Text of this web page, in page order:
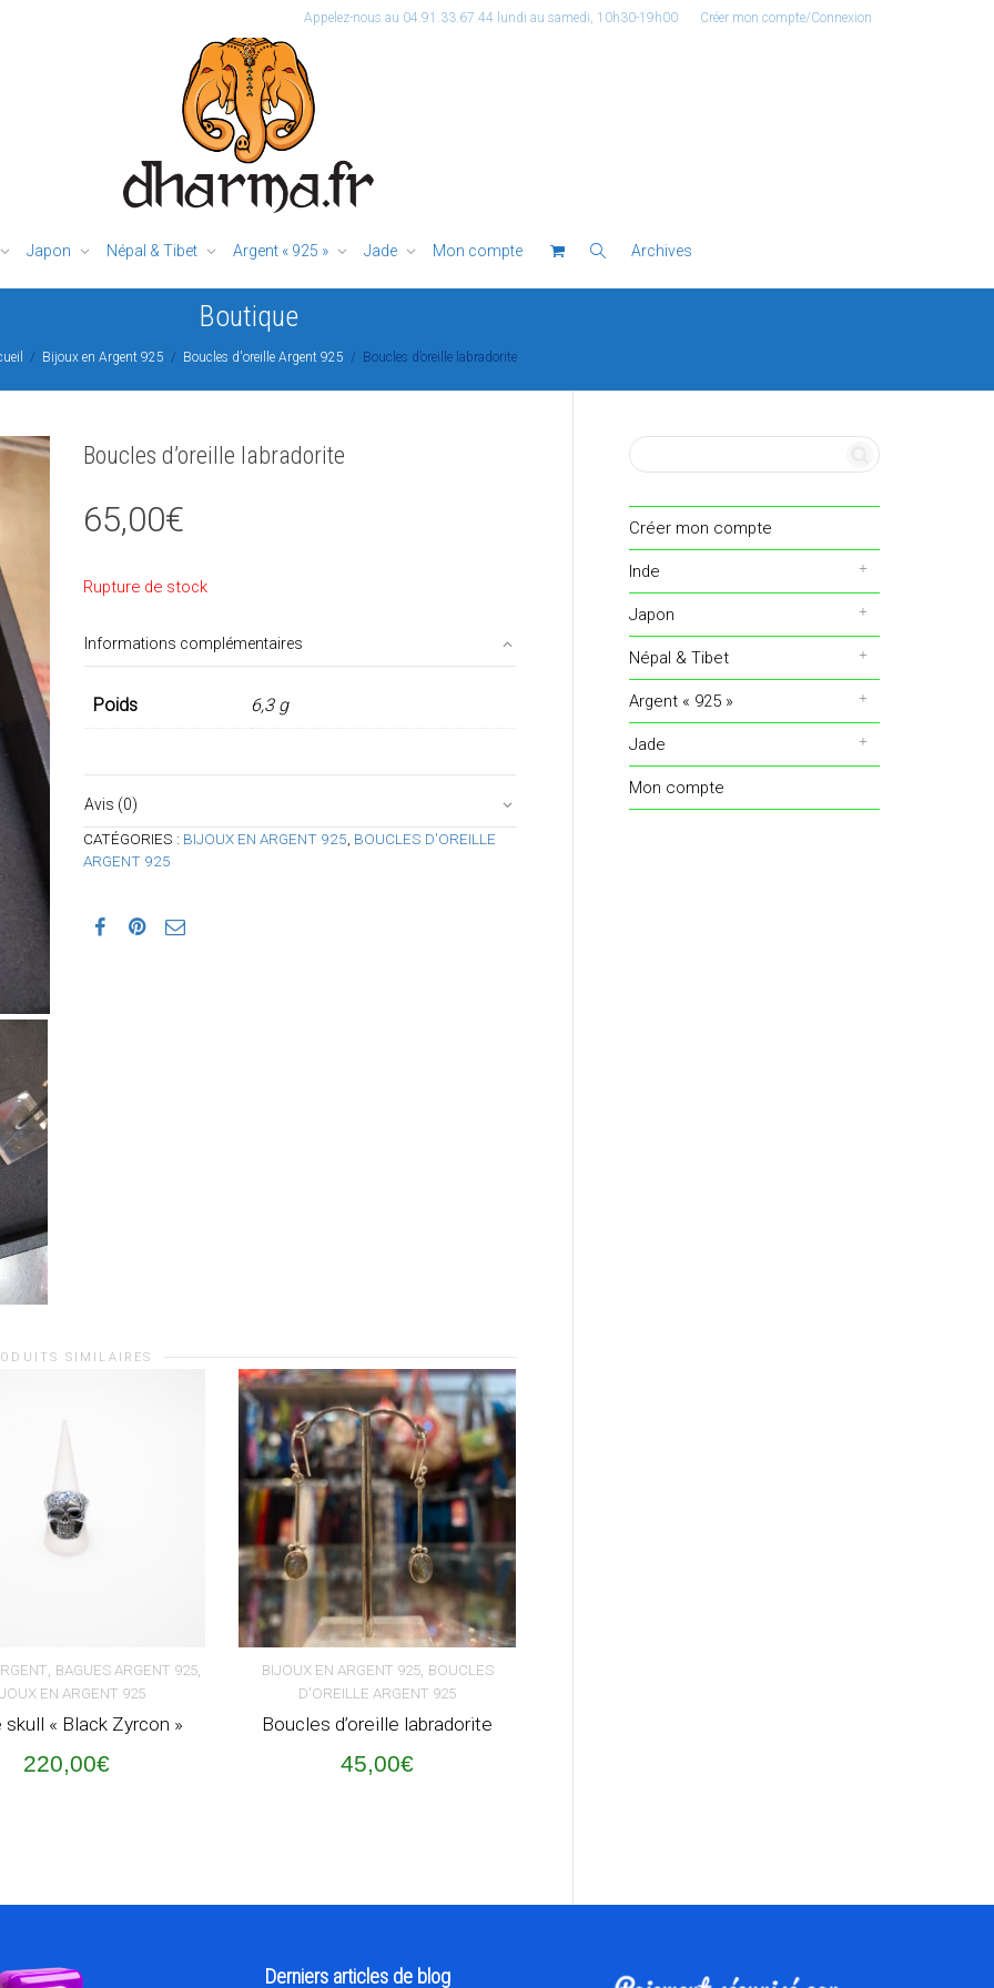
Appelez-nous au 04.91.33.67.44 lundi au samedi, 10h30-19h00 Créer mon compte/Connexion
Japon Népal & Tibet Argent « 925 » Jade Mon compte Archives
Boutique
Bijoux en Argent 925 Boucles d'oreille Argent 925 Boucles d’oreille labradorite
Boucles d’oreille labradorite
65,00€
Rupture de stock
Informations complémentaires
Poids 6,3 g
Avis (0)
CATÉGORIES : BIJOUX EN ARGENT 925 BOUCLES D'OREILLE
ARGENT 925
SIMILAIRES
, BAGUES ARGENT 925,
EN ARGENT 925
skull « Black Zyrcon »
220,00€
BIJOUX EN ARGENT 925, BOUCLES
D'OREILLE ARGENT 925
Boucles d’oreille labradorite
45,00€
Créer mon compte
Inde
Japon
Népal & Tibet
Argent « 925 »
Jade
Mon compte
Derniers articles de blog